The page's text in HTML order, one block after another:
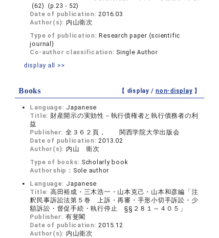
(62) (p.23 - 52)
Date of publication:2016.03
Author(s): 内山衛次
Type of publication:Research paper (scientific
journal)
Co-author classification: Single Author
display all >>
Books 【 display / non-display】
Language: Japanese
Title: 財産開示の実効性－執行債権者と執行債務者の利
益
Publisher: 全３６２頁， 関西学院大学出版会
Date of publication:2013.02
Author(s): 内山 衛次
Type of books: Scholarly book
Authorship： Sole author
Language: Japanese
Title: 高田裕成・三木浩一・山本克己・山本和彦編「注
釈民事訴訟法第５巻 上訴・再審・手形小切手訴訟・少
額訴訟・督促手続・執行停止 §§２８１～４０５」
Publisher: 有斐閣
Date of publication:2015.12
Author(s): 内山衛次